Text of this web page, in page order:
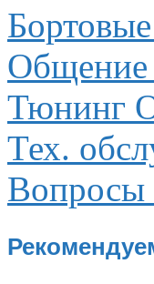
Общение
Тюнинг
Тех.
Вопросы